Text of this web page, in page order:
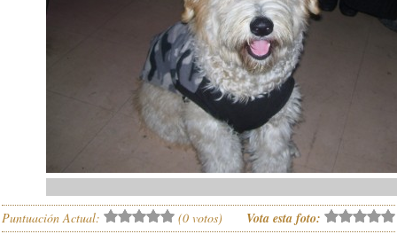
Puntuación Actual: (0 votos) Vota esta foto: